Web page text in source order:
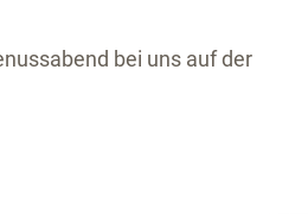
bei uns auf der